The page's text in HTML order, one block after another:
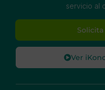
servicio al
Ver